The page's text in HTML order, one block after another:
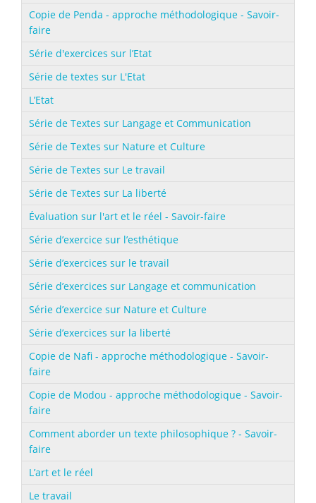
Copie de Penda - approche méthodologique - Savoir-
faire
Série d'exercices sur l’Etat
Série de textes sur L'Etat
L’Etat
Série de Textes sur Langage et Communication
Série de Textes sur Nature et Culture
Série de Textes sur Le travail
Série de Textes sur La liberté
Évaluation sur l'art et le réel - Savoir-faire
Série d’exercice sur l’esthétique
Série d’exercices sur le travail
Série d’exercices sur Langage et communication
Série d’exercice sur Nature et Culture
Série d’exercices sur la liberté
Copie de Nafi - approche méthodologique - Savoir-
faire
Copie de Modou - approche méthodologique - Savoir-
faire
Comment aborder un texte philosophique ? - Savoir-
faire
L’art et le réel
Le travail